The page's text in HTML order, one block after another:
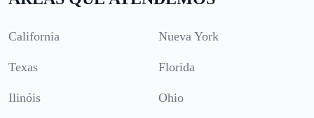
California Nueva York
Texas Florida
Ilinóis Ohio